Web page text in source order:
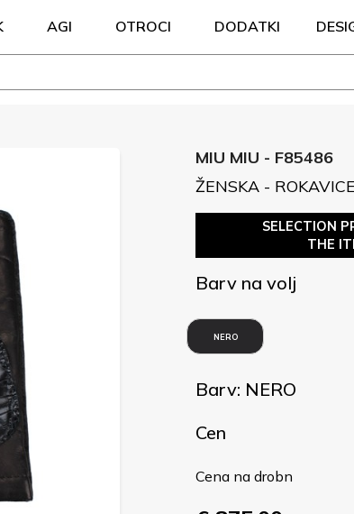
AGI OTROCI DODATKI
MIU MIU - F85486
ŽENSKA - ROKAVICE
SELECTION
THE
Barv na volj
NERO
Barv: NERO
Cen
Cena na drobn